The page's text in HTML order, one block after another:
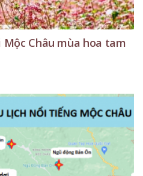
Châu mùa hoa tam